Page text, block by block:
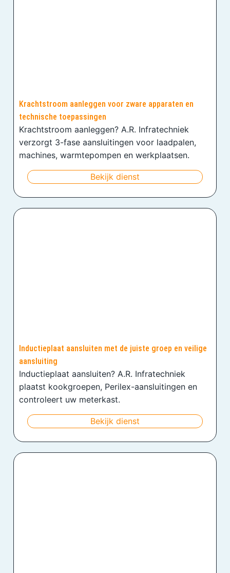
Krachtstroom aanleggen voor zware apparaten en
technische toepassingen
Krachtstroom aanleggen? A.R. Infratechniek
verzorgt 3-fase aansluitingen voor laadpalen,
machines, warmtepompen en werkplaatsen.
Bekijk dienst
Inductieplaat aansluiten met de juiste groep en veilige
aansluiting
Inductieplaat aansluiten? A.R. Infratechniek
plaatst kookgroepen, Perilex-aansluitingen en
controleert uw meterkast.
Bekijk dienst